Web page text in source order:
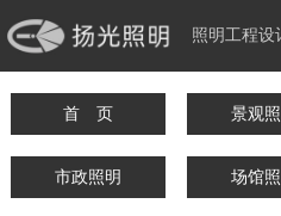
照明工程设
首 页 景观
市政照明 场馆